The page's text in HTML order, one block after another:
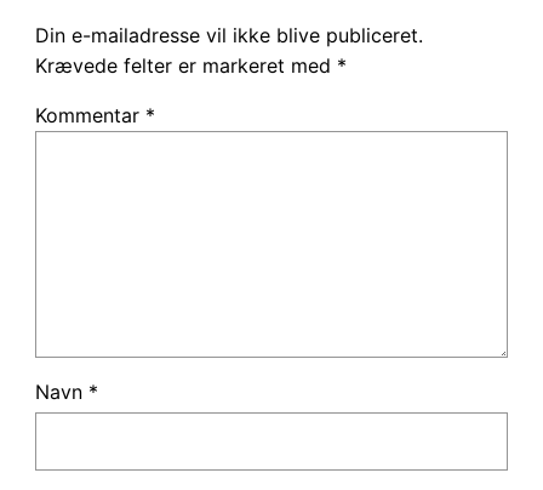
Din e-mailadresse vil ikke blive publiceret.
Krævede felter er markeret med *
Kommentar *
Navn *